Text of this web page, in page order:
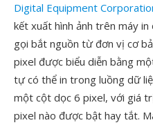
Digital Equipment
kết xuất hình ảnh trên máy
gọi bắt nguồn từ đơn vị cơ
pixel được biểu diễn bằng
tự có thể in trong luồng dữ
một cột dọc 6 pixel, với giá
pixel nào được bật hay tắt.